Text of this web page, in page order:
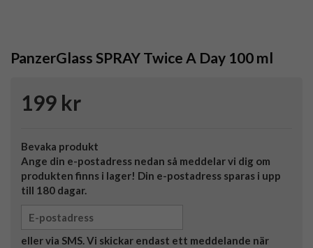
PanzerGlass SPRAY Twice A Day 100 ml
199 kr
Bevaka produkt
Ange din e-postadress nedan så meddelar vi dig om
produkten finns i lager! Din e-postadress sparas i upp
till 180 dagar.
eller via SMS. Vi skickar endast ett meddelande när